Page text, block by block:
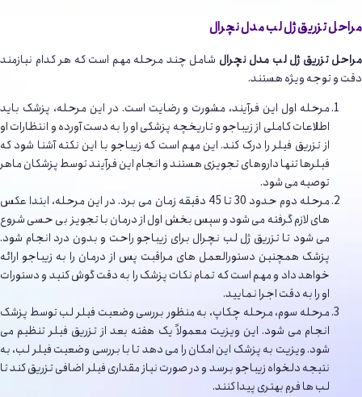
مراحل تزریق ژل لب مدل نچرال
مراحل تزریق ژل لب مدل نچرال شامل چند مرحله مهم است که هر کدام نیازمند
دقت و توجه ویژه هستند.
مرحله اول این فرآیند، مشورت و رضایت است. در این مرحله، پزشک باید
اطلاعات کاملی از زیباجو و تاریخچه پزشکی او را به دست آورده و انتظارات او
از تزریق فیلر را درک کند. این مهم است که زیباجو با این نکته آشنا شود که
فیلرها تنها داروهای تجویزی هستند و انجام این فرآیند توسط پزشکان ماهر
توصیه می شود.
مرحله دوم حدود 30 تا 45 دقیقه زمان می برد. در این مرحله، ابتدا عکس
های لازم گرفته می شود و سپس بخش اول از درمان با تجویز بی حسی شروع
می شود تا تزریق ژل لب نچرال برای زیباجو راحت و بدون درد انجام شود.
پزشک همچنین دستورالعمل های مراقبت پس از درمان را به زیباجو ارائه
خواهد داد و مهم است که تمام نکات پزشک را به دقت گوش کنید و دستورات
او را به دقت اجرا نمایید.
مرحله سوم، مرحله چکاپ، به منظور بررسی وضعیت فیلر لب توسط پزشک
انجام می شود. این ویزیت معمولاً یک هفته بعد از تزریق فیلر تنظیم می
شود. ویزیت به پزشک این امکان را می دهد تا با بررسی وضعیت فیلر لب، به
نتیجه دلخواه زیباجو برسد و در صورت نیاز مقداری فیلر اضافی تزریق کند تا
لب ها فرم بهتری پیدا کنند.